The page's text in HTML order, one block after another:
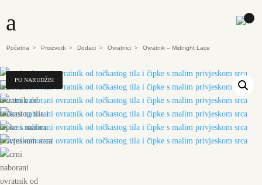
a
Početna > Proizvodi > Dodaci > Ovratnici > Ovratnik – Midnight Lace
PO NARUDŽBI